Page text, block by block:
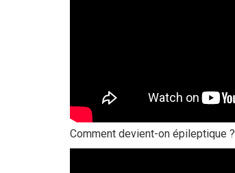
Comment devient-on épileptique ?